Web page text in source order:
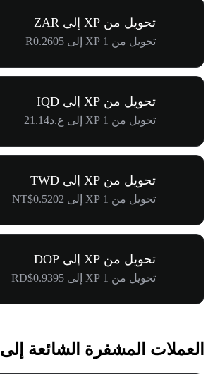
تحويل من XP إلى ZAR
تحويل من 1 XP إلى R0.2605
تحويل من XP إلى IQD
تحويل من 1 XP إلى ع.د21.14
تحويل من XP إلى TWD
تحويل من 1 XP إلى NT$0.5202
تحويل من XP إلى DOP
تحويل من 1 XP إلى RD$0.9395
العملات المشفرة الشائعة إلى PHP